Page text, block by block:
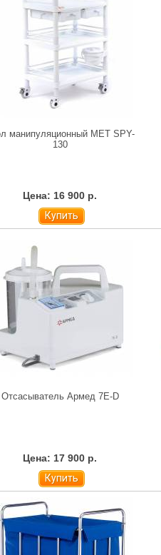
манипуляционный МЕТ SPY-
130
Цена: 16 900 р.
Купить
Отсасыватель Армед 7E-D
Цена: 17 900 р.
Купить